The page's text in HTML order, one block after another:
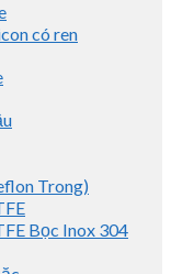
có ren
Trong)
Bọc Inox 304